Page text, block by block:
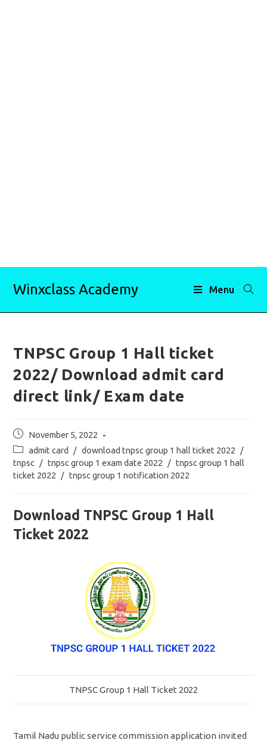
Winxclass Academy Menu
TNPSC Group 1 Hall ticket
2022/ Download admit card
direct link/ Exam date
Post
published:
November 5, 2022
Post
category:
admit card / download tnpsc group 1 hall ticket 2022 /
tnpsc / tnpsc group 1 exam date 2022 / tnpsc group 1 hall
ticket 2022 / tnpsc group 1 notification 2022
Download TNPSC Group 1 Hall
Ticket 2022
TNPSC Group 1 Hall Ticket 2022
Tamil Nadu public service commission application invited